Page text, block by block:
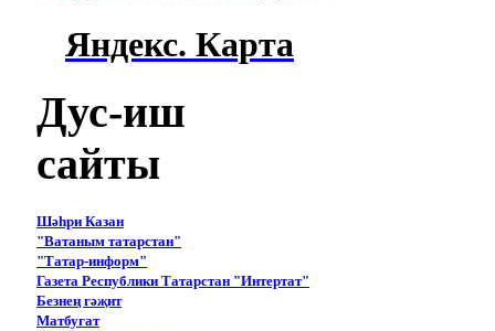
Яндекс. Карта
Дус-иш
сайты
Шәһри Казан
"Ватаным татарстан"
"Татар-информ"
Газета Республики Татарстан "Интертат"
Безнең гәҗит
Матбугат